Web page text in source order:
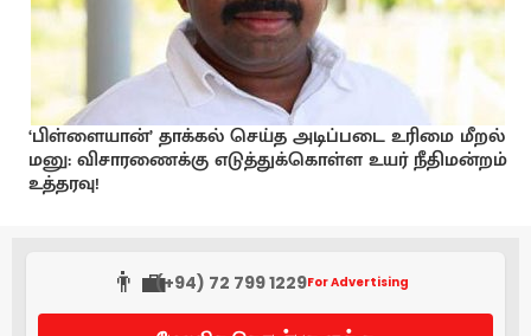
‘பிள்ளையான்’ தாக்கல் செய்த அடிப்படை உரிமை மீறல்
மனு: விசாரணைக்கு எடுத்துக்கொள்ள உயர் நீதிமன்றம்
உத்தரவு!
👨‍💼(+94) 72 799 1229For Advertising